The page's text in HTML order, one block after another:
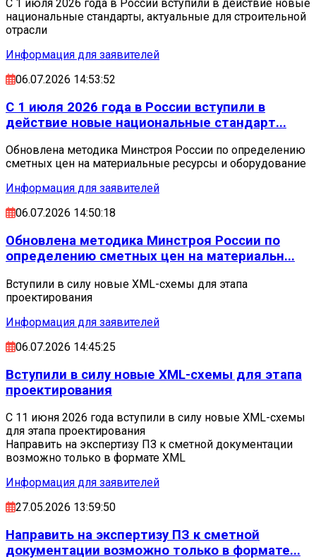
С 1 июля 2026 года в России вступили в действие новые
национальные стандарты, актуальные для строительной
отрасли
Информация для заявителей
06.07.2026 14:53:52
С 1 июля 2026 года в России вступили в
действие новые национальные стандарт...
Обновлена методика Минстроя России по определению
сметных цен на материальные ресурсы и оборудование
Информация для заявителей
06.07.2026 14:50:18
Обновлена методика Минстроя России по
определению сметных цен на материальн...
Вступили в силу новые XML-схемы для этапа
проектирования
Информация для заявителей
06.07.2026 14:45:25
Вступили в силу новые XML-схемы для этапа
проектирования
С 11 июня 2026 года вступили в силу новые XML-схемы
для этапа проектирования
Направить на экспертизу ПЗ к сметной документации
возможно только в формате XML
Информация для заявителей
27.05.2026 13:59:50
Направить на экспертизу ПЗ к сметной
документации возможно только в формате...